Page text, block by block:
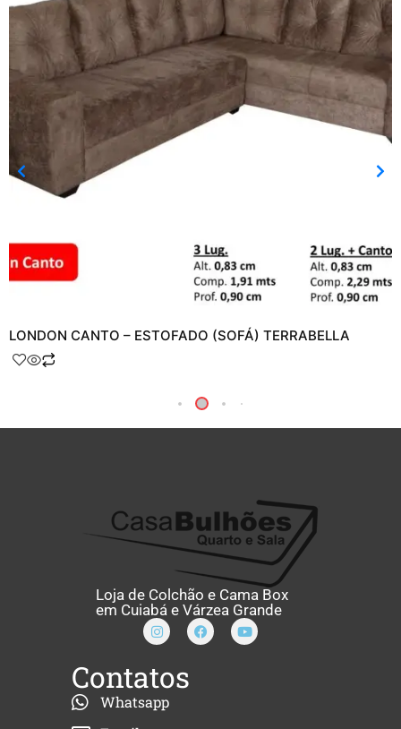
LONDON CANTO – ESTOFADO (SOFÁ) TERRABELLA
Loja de Colchão e Cama Box
em Cuiabá e Várzea Grande
Contatos
Whatsapp